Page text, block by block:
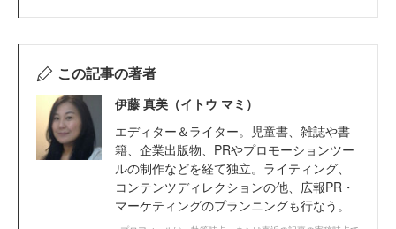
この記事の著者
伊藤 真美（イトウ マミ）
エディター＆ライター。児童書、雑誌や書
籍、企業出版物、PRやプロモーションツー
ルの制作などを経て独立。ライティング、
コンテンツディレクションの他、広報PR・
マーケティングのプランニングも行なう。